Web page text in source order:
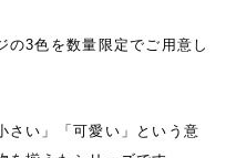
の3色を数量限定でご用意し
い」「可愛い」という意